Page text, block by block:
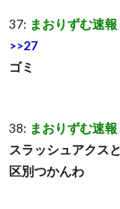
37: まおりずむ速報
>>27
ゴミ
38: まおりずむ速報
スラッシュアクス
区別つかんわ